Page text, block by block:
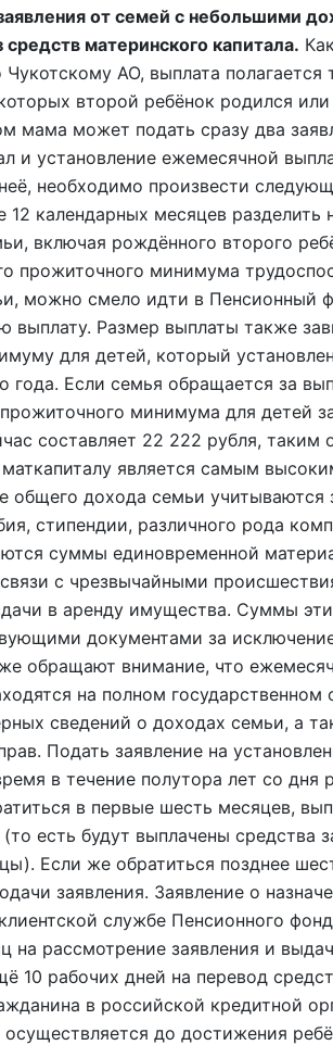
от семей с небольшими
материнского капитала.
АО, выплата полагается
второй ребёнок родился или
мама может подать сразу два
и установление ежемесячной
необходимо произвести
календарных месяцев разделить
включая рождённого второго
прожиточного минимума
можно смело идти в Пенсионный
выплату. Размер выплаты также
для детей, который
года. Если семья обращается за
минимума для детей
составляет 22 222 рубля, таким
является самым
общего дохода семьи учитываются
стипендии, различного рода
суммы единовременной
с чрезвычайными
в аренду имущества. Суммы
документами за
обращают внимание, что
на полном государственном
сведений о доходах семьи, а
Подать заявление на
в течение полутора лет со дня
в первые шесть месяцев,
есть будут выплачены средства
Если же обратиться позднее
заявления. Заявление о
службе Пенсионного
рассмотрение заявления и
10 рабочих дней на перевод
в российской кредитной
до достижения